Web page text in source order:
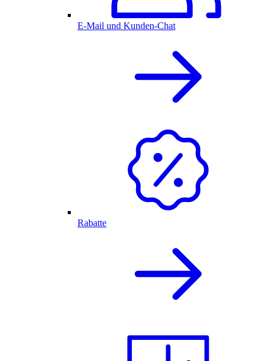
E-Mail und Kunden-Chat
Rabatte